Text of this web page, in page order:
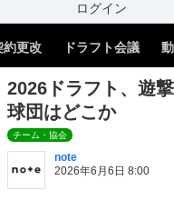
ログイン
約更改 ドラフト会議
2026ドラフト、遊
球団はどこか
チーム・協会
note
2026年6月6日 8:00